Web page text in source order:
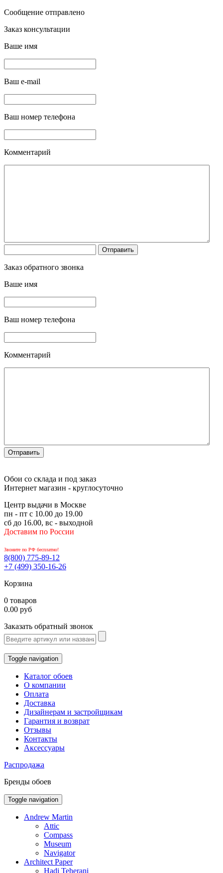
Сообщение отправлено
Заказ консультации
Ваше имя
Ваш e-mail
Ваш номер телефона
Комментарий
Заказ обратного звонка
Ваше имя
Ваш номер телефона
Комментарий
Обои со склада и под заказ
Интернет магазин - круглосуточно
Центр выдачи в Москве
пн - пт с 10.00 до 19.00
сб до 16.00, вс - выходной
Доставим по России
Звоните по РФ бесплатно!
8(800) 775-89-12
+7 (499) 350-16-26
Корзина
0 товаров
0.00 руб
Заказать обратный звонок
Toggle navigation
Каталог обоев
О компании
Оплата
Доставка
Дизайнерам и застройщикам
Гарантия и возврат
Отзывы
Контакты
Аксессуары
Распродажа
Бренды обоев
Toggle navigation
Andrew Martin
Attic
Compass
Museum
Navigator
Architect Paper
Hadi Teherani